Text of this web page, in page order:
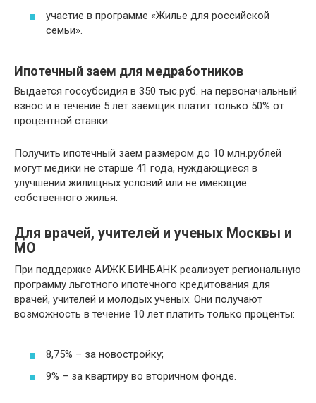
участие в программе «Жилье для российской
семьи».
Ипотечный заем для медработников
Выдается госсубсидия в 350 тыс.руб. на первоначальный
взнос и в течение 5 лет заемщик платит только 50% от
процентной ставки.
Получить ипотечный заем размером до 10 млн.рублей
могут медики не старше 41 года, нуждающиеся в
улучшении жилищных условий или не имеющие
собственного жилья.
Для врачей, учителей и ученых Москвы и
МО
При поддержке АИЖК БИНБАНК реализует региональную
программу льготного ипотечного кредитования для
врачей, учителей и молодых ученых. Они получают
возможность в течение 10 лет платить только проценты:
8,75% – за новостройку;
9% – за квартиру во вторичном фонде.